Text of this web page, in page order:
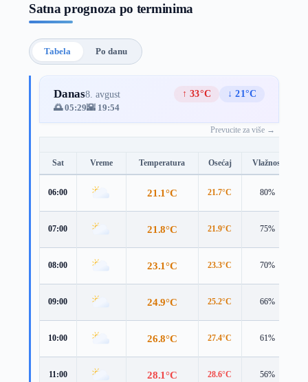
Satna prognoza po terminima
Tabela Po danu
Danas8. avgust ↑ 33°C
↓ 21°C
🌅 05:29🌇 19:54
Prevucite za više →
Sat Vreme Temperatura Osećaj Vlažnost
06:00 21.1°C 21.7°C 80%
07:00 21.8°C 21.9°C 75%
08:00 23.1°C 23.3°C 70%
09:00 24.9°C 25.2°C 66%
10:00 26.8°C 27.4°C 61%
11:00 28.1°C 28.6°C 56%